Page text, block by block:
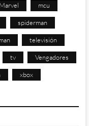
Marvel mcu
spiderman
televisión
tv Vengadores
xbox